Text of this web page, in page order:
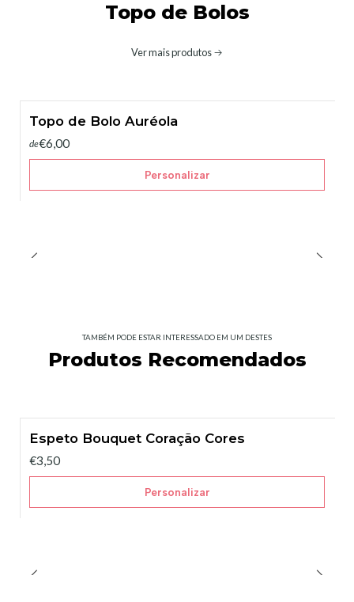
Topo de Bolos
Ver mais produtos
Topo de Bolo Auréola
de€6,00
Personalizar
TAMBÉM PODE ESTAR INTERESSADO EM UM DESTES
Produtos Recomendados
Espeto Bouquet Coração Cores
€3,50
Personalizar